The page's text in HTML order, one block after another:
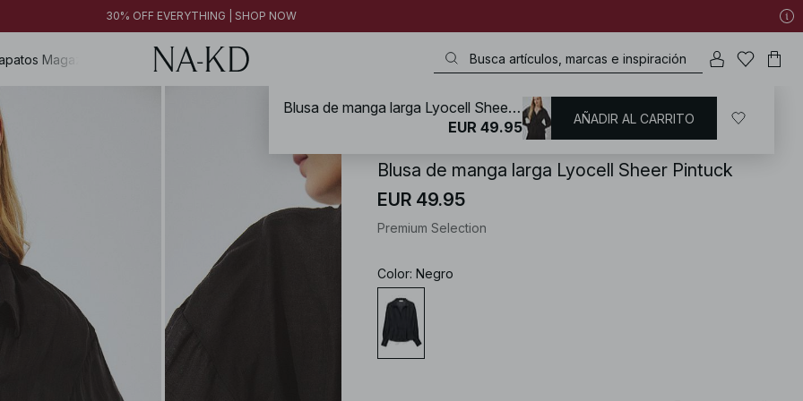
30% OFF EVERYTHING | SHOP NOW
Magazine
Camisas y blusas / Blusas
Blusa de manga larga Lyocell Sheer Pintuck
EUR 49.95
Premium Selection
Color: Negro
Blusa de manga larga Lyocell Sheer Pintuck
EUR 49.95
AÑADIR AL CARRITO